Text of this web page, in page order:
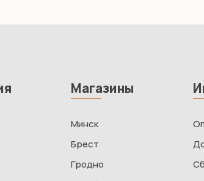
Магазины
Минск
Брест
Гродно